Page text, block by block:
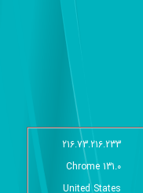
216.73.216.233
Chrome 131.0
United States